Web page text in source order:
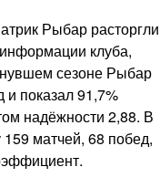
Рыбар расторгли
клуба,
сезоне Рыбар
показал 91,7%
надёжности 2,88. В
матчей, 68 побед,